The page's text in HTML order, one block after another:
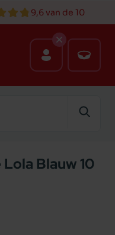
9,6 van de 10
Blauw 10